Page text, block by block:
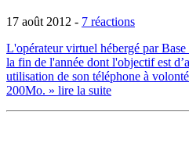
17 août 2012 - 7 réactions
L'opérateur virtuel hébergé par
la fin de l'année dont l'objectif est
utilisation de son téléphone à
200Mo. » lire la suite